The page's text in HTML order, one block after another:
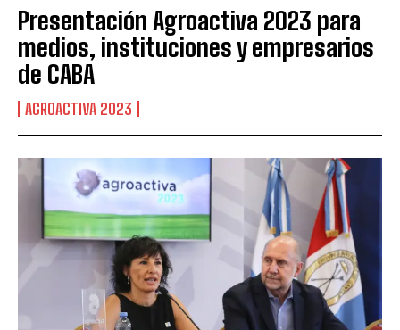
Presentación Agroactiva 2023 para
medios, instituciones y empresarios
de CABA
AGROACTIVA 2023